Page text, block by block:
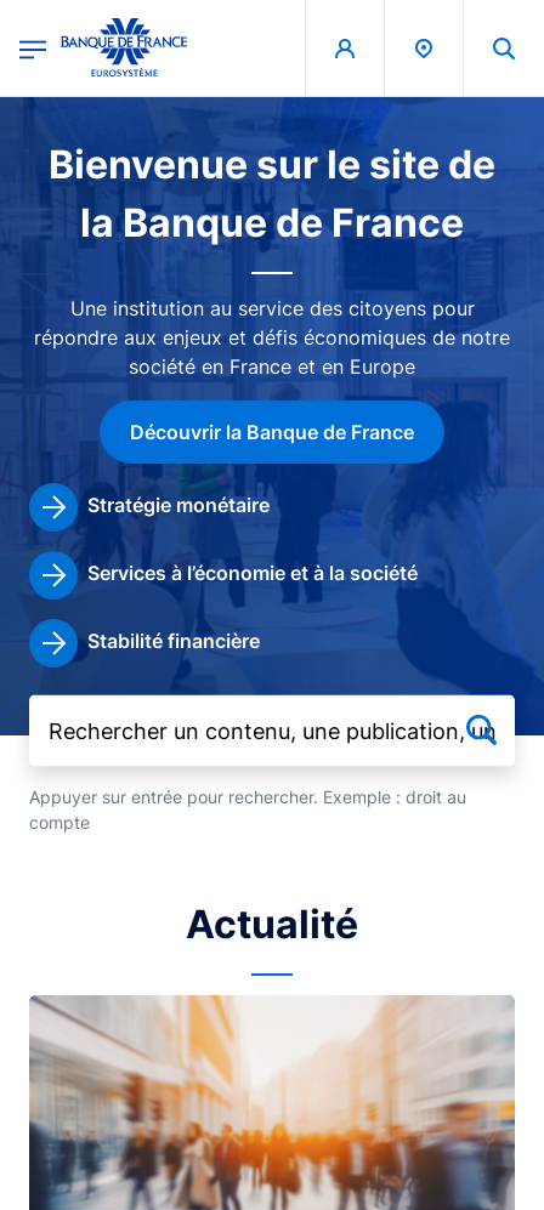
Banque de France - Menu Principal
Bienvenue sur le site de
la Banque de France
Une institution au service des citoyens pour
répondre aux enjeux et défis économiques de notre
société en France et en Europe
Découvrir la Banque de France
Stratégie monétaire
Services à l’économie et à la société
Stabilité financière
Appuyer sur entrée pour rechercher. Exemple : droit au
compte
Actualité
Image